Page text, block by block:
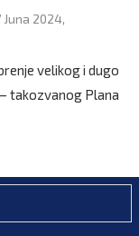
Juna 2024,
velikog i dugo
takozvanog Plana